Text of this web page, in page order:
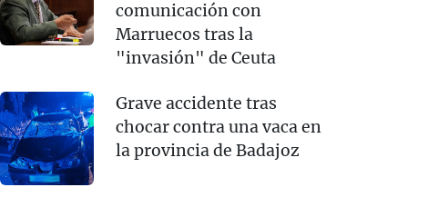
comunicación con
Marruecos tras la
"invasión" de Ceuta
Grave accidente tras
chocar contra una vaca en
la provincia de Badajoz